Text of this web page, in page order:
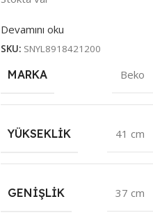
Devamını oku
SKU: SNYL8918421200
MARKA Beko
YÜKSEKLIK 41 cm
GENIŞLIK 37 cm